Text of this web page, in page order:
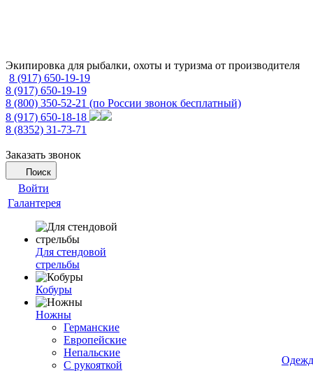
Экипировка для рыбалки, охоты и туризма от производителя
8 (917) 650-19-19
8 (917) 650-19-19
8 (800) 350-52-21 (по России звонок бесплатный)
8 (917) 650-18-18
8 (8352) 31-73-71
Заказать звонок
Поиск
Войти
Галантерея
Для стендовой
стрельбы
Кобуры
Ножны
Германские
Европейские
Непальские
С рукояткой